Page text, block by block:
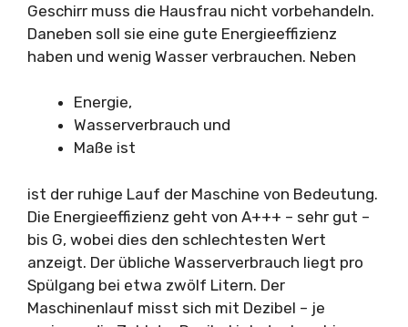
Geschirr muss die Hausfrau nicht vorbehandeln.
Daneben soll sie eine gute Energieeffizienz
haben und wenig Wasser verbrauchen. Neben
Energie,
Wasserverbrauch und
Maße ist
ist der ruhige Lauf der Maschine von Bedeutung.
Die Energieeffizienz geht von A+++ – sehr gut –
bis G, wobei dies den schlechtesten Wert
anzeigt. Der übliche Wasserverbrauch liegt pro
Spülgang bei etwa zwölf Litern. Der
Maschinenlauf misst sich mit Dezibel – je